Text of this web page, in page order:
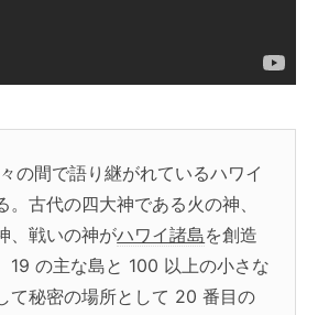
の間で語り継がれているハワイ
。古代の四大神である火の神、
、戦いの神がハワイ諸島を創造
19 の主な島と 100 以上の小さな
て秘密の場所として 20 番目の